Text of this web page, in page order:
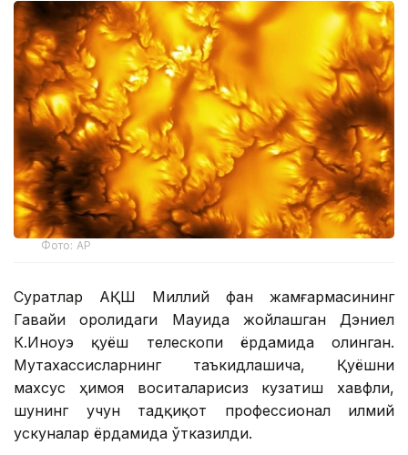
Фото: AP
Суратлар АҚШ Миллий фан жамғармасининг
Гавайи оролидаги Мауида жойлашган Дэниел
К.Иноуэ қуёш телескопи ёрдамида олинган.
Мутахассисларнинг таъкидлашича, Қуёшни
махсус ҳимоя воситаларисиз кузатиш хавфли,
шунинг учун тадқиқот профессионал илмий
ускуналар ёрдамида ўтказилди.